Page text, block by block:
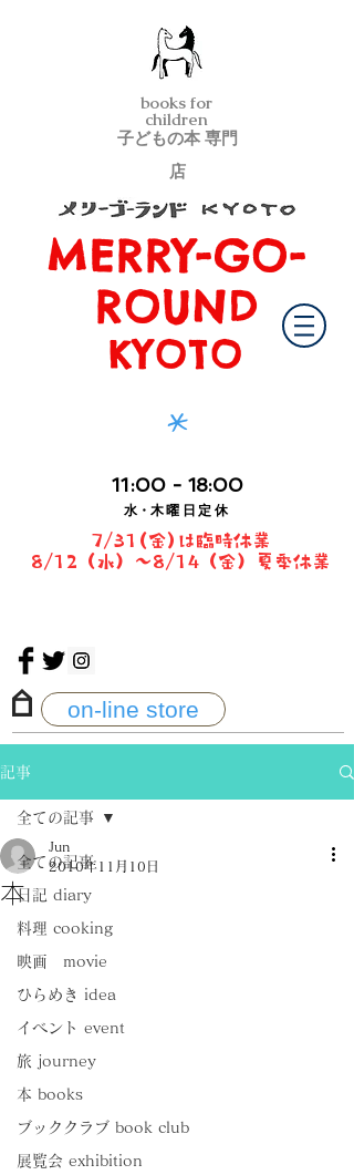
子どもの本 専門
店
books for
children
メリーゴーランド京都
MERRY-GO-
ROUND
KYOTO
*
11 :00 - 18:00
水・ 木曜日定休
7/31(金)は臨時休業
8/12（水）〜8/14（金）夏季休業
on-line store
記事
全ての記事
日記 diary
料理 cooking
映画 movie
ひらめき idea
イベント event
旅 journey
本 books
ブッククラブ book club
展覧会 exhibition
全ての記事
本
Jun
2010年11月10日